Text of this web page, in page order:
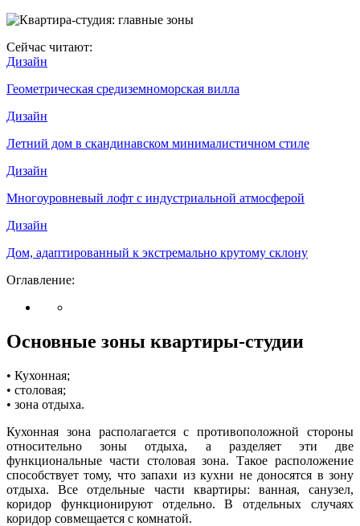
Сейчас читают:
Дизайн
Геометрическая средиземноморская вилла
Дизайн
Летний дом в скандинавском минималистичном стиле
Дизайн
Многоуровневый лофт с индустриальной атмосферой
Дизайн
Дом, адаптированный к экстремально крутому склону
Оглавление:
Основные зоны квартиры-студии
• Кухонная;
• столовая;
• зона отдыха.
Кухонная зона располагается с противоположной стороны
относительно зоны отдыха, а разделяет эти две
функциональные части столовая зона. Такое расположение
способствует тому, что запахи из кухни не доносятся в зону
отдыха. Все отдельные части квартиры: ванная, санузел,
коридор функционируют отдельно. В отдельных случаях
коридор совмещается с комнатой.